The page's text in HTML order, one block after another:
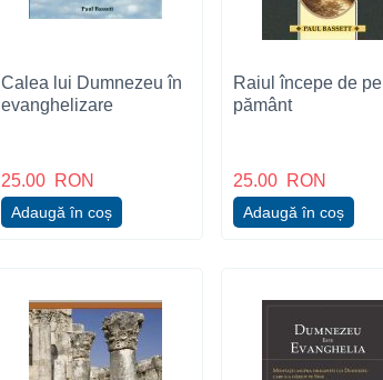
Calea lui Dumnezeu în
evanghelizare
25.00 RON
Adaugă în coș
Raiul începe de pe
pământ
25.00 RON
Adaugă în coș